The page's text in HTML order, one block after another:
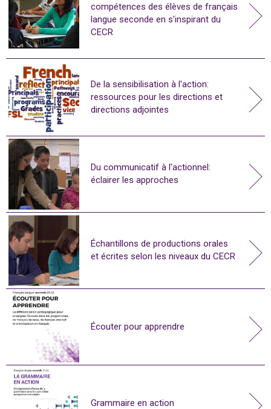
compétences des élèves de français
langue seconde en s’inspirant du
CECR
De la sensibilisation à l'action:
ressources pour les directions et
directions adjointes
Du communicatif à l'actionnel:
éclairer les approches
Échantillons de productions orales
et écrites selon les niveaux du CECR
Écouter pour apprendre
Grammaire en action